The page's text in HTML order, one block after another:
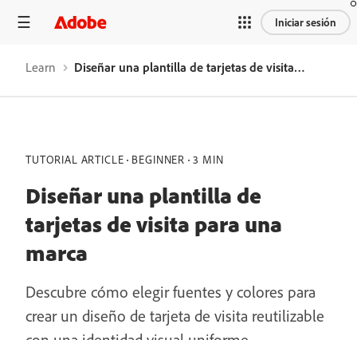
Iniciar sesión
Learn Diseñar una plantilla de tarjetas de visita para una marca
TUTORIAL ARTICLE BEGINNER 3 MIN
Diseñar una plantilla de
tarjetas de visita para una
marca
Descubre cómo elegir fuentes y colores para
crear un diseño de tarjeta de visita reutilizable